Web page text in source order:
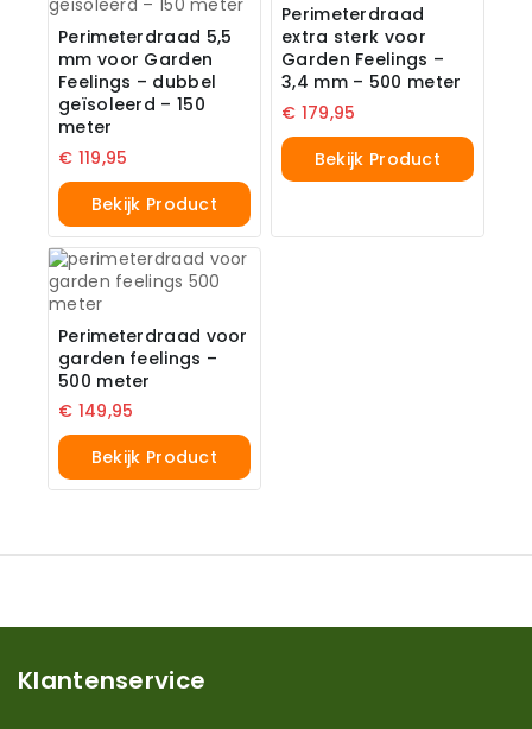
Perimeterdraad 5,5
mm voor Garden
Feelings – dubbel
geïsoleerd – 150
meter
€ 119,95
Bekijk Product
Perimeterdraad
extra sterk voor
Garden Feelings –
3,4 mm – 500 meter
€ 179,95
Bekijk Product
Perimeterdraad voor
garden feelings –
500 meter
€ 149,95
Bekijk Product
Klantenservice